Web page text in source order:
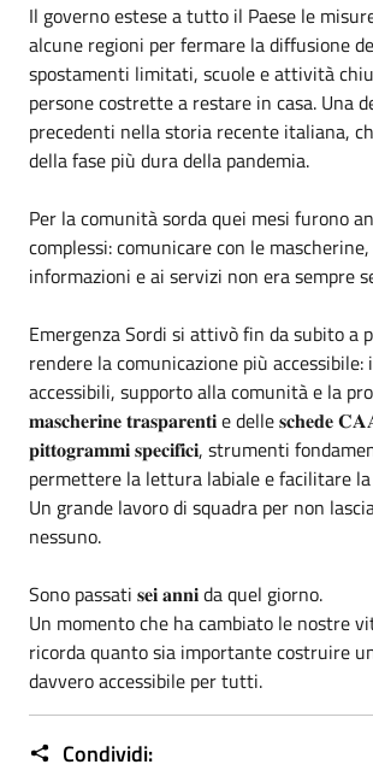
Il governo estese a tutto il Paese le
alcune regioni per fermare la diffusione
spostamenti limitati, scuole e attività
persone costrette a restare in casa. Una
precedenti nella storia recente italiana,
della fase più dura della pandemia.
Per la comunità sorda quei mesi furono
complessi: comunicare con le
informazioni e ai servizi non era sempre
Emergenza Sordi si attivò fin da subito a
rendere la comunicazione più
accessibili, supporto alla comunità e la
𝐦𝐚𝐬𝐜𝐡𝐞𝐫𝐢𝐧𝐞 𝐭𝐫𝐚𝐬𝐩𝐚𝐫𝐞𝐧𝐭𝐢 e delle 𝐬𝐜𝐡𝐞𝐝𝐞
𝐩𝐢𝐭𝐭𝐨𝐠𝐫𝐚𝐦𝐦𝐢 𝐬𝐩𝐞𝐜𝐢𝐟𝐢𝐜𝐢, strumenti
permettere la lettura labiale e facilitare
Un grande lavoro di squadra per non
nessuno.
Sono passati 𝐬𝐞𝐢 𝐚𝐧𝐧𝐢 da quel giorno.
Un momento che ha cambiato le nostre
ricorda quanto sia importante costruire
davvero accessibile per tutti.
Condividi: